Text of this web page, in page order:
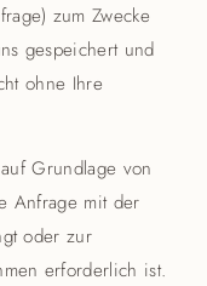
zum Zwecke
gespeichert und
ohne Ihre
Grundlage von
Anfrage mit der
oder zur
erforderlich ist.